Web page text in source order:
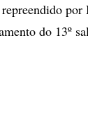
por
do 13º